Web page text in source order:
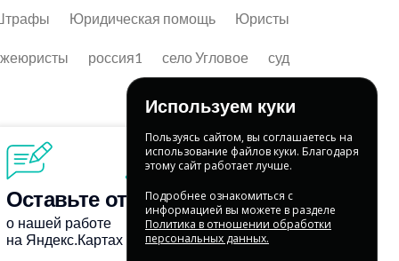
Юридическая помощь Юристы
россия1 село Угловое суд
Используем куки
Пользуясь сайтом, вы соглашаетесь на
использование файлов куки. Благодаря
этому сайт работает лучше.
Подробнее ознакомиться с
информацией вы можете в разделе
Политика в отношении обработки
персональных данных.